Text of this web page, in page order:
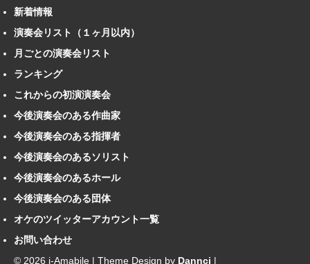
新着情報
演奏会リスト（１ヶ月以内）
月ごとの演奏会リスト
ランキング
これからの初演演奏会
今後演奏会のある作曲家
今後演奏会のある指揮者
今後演奏会のあるソリスト
今後演奏会のあるホール
今後演奏会のある団体
オケのツイッターアカウント一覧
お問い合わせ
© 2026 i-Amabile | Theme Design by Dannci |